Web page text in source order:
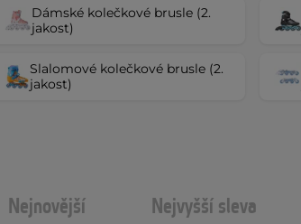
Dámské kolečkové brusle (2.
jakost)
Slalomové kolečkové brusle (2.
jakost)
Nejnovější Nejvyšší sleva